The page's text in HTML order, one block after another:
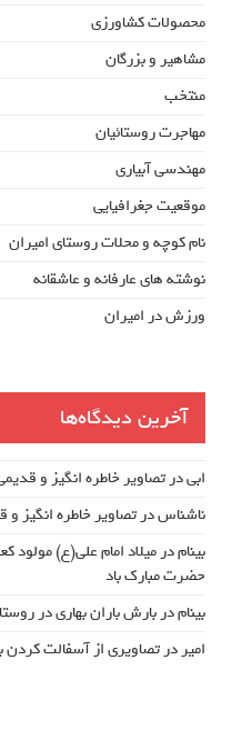
محصولات کشاورزی
مشاهیر و بزرگان
منتخب
مهاجرت روستائیان
مهندسی آبیاری
موقعیت جغرافیایی
نام کوچه و محلات روستای امیران
نوشته های عارفانه و عاشقانه
ورزش در امیران
آخرین دیدگاه‌ها
ابیدرتصاویر خاطره انگیز و
ناشناسدرتصاویر خاطره انگیز و
بینامدرمیلاد امام علی(ع) مولود
حضرت مبارک باد
بینامدربارش باران بهاری در روستا
امیردرتصاویری از آسفالت کردن